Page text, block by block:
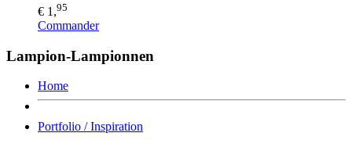
€ 1,95
Commander
Lampion-Lampionnen
Home
Portfolio / Inspiration